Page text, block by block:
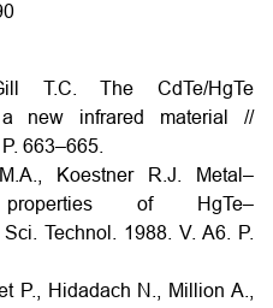
T.C. The CdTe/HgTe
new infrared material //
663–665.
Koestner R.J. Metal–
properties of HgTe–
Technol. 1988. V. A6. P.
P., Hidadach N., Million A.,